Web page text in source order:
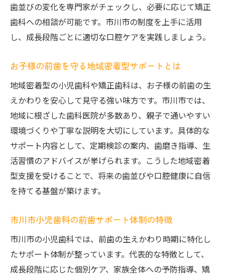
歯並びの変化を専門家がチェックし、必要に応じて矯正
歯科への相談が可能です。市川市の制度を上手に活用
し、成長段階ごとに適切な口腔ケアを実践しましょう。
お子様の前歯を守る地域密着型サポートとは
地域密着型の小児歯科や矯正歯科は、お子様の前歯の生
えかわりを安心して見守る強い味方です。市川市では、
地域に根ざした歯科医院が多数あり、親子で通いやすい
環境づくりや丁寧な説明を大切にしています。具体的な
サポート内容として、定期検診の案内、歯磨き指導、生
活習慣のアドバイスが挙げられます。こうした地域密着
型支援を受けることで、将来の歯並びや口腔健康に自信
を持てる基盤が築けます。
市川市小児歯科の前歯サポート体制の特徴
市川市の小児歯科では、前歯の生えかわり時期に特化し
たサポート体制が整っています。代表的な特徴として、
成長段階に応じた個別ケア、家族全体への予防指導、矯